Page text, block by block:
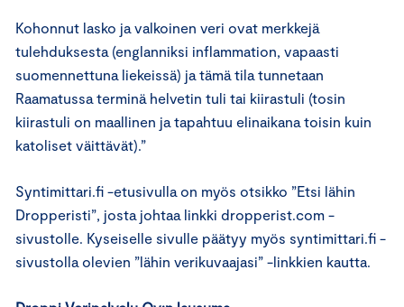
Kohonnut lasko ja valkoinen veri ovat merkkejä
tulehduksesta (englanniksi inflammation, vapaasti
suomennettuna liekeissä) ja tämä tila tunnetaan
Raamatussa terminä helvetin tuli tai kiirastuli (tosin
kiirastuli on maallinen ja tapahtuu elinaikana toisin kuin
katoliset väittävät).”
Syntimittari.fi -etusivulla on myös otsikko ”Etsi lähin
Dropperisti”, josta johtaa linkki dropperist.com -
sivustolle. Kyseiselle sivulle päätyy myös syntimittari.fi -
sivustolla olevien ”lähin verikuvaajasi” -linkkien kautta.